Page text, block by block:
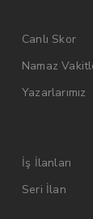
Canlı Skor
Namaz
Yazarlarımız
İş İlanları
Seri İlan